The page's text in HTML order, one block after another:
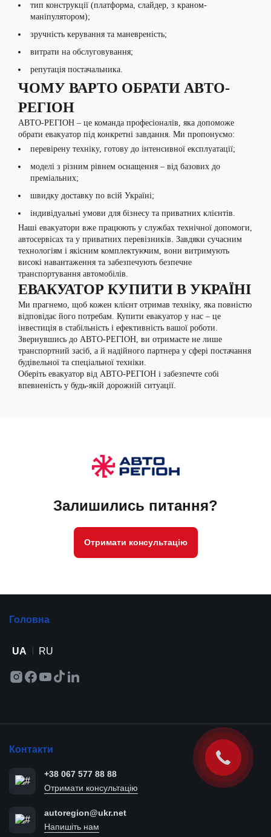
тип конструкції (платформа, слайдер, з краном-
маніпулятором);
зручність керування та маневреність;
витрати на обслуговування;
репутація постачальника.
ЧОМУ ВАРТО ОБРАТИ АВТО-
РЕГІОН
АВТО-РЕГІОН – це команда професіоналів, яка допоможе
обрати евакуатор під конкретні завдання. Ми пропонуємо:
перевірену техніку, готову до інтенсивної експлуатації;
моделі з різним рівнем оснащення – від базових до
преміальних;
швидку доставку по всій Україні;
індивідуальні умови для бізнесу та приватних клієнтів.
Наші евакуатори вже працюють у службах технічної допомоги,
автосервісах та у приватних перевізників. Завдяки сучасним
технологіям і якісним комплектуючим, вони витримують
високі навантаження та забезпечують безпечне
транспортування автомобілів.
ЕВАКУАТОР КУПИТИ В УКРАЇНІ
Ми прагнемо, щоб кожен клієнт отримав техніку, яка повністю
відповідає його потребам. Купити евакуатор у нас – це
інвестиція в стабільність і ефективність вашої роботи.
Звернувшись до АВТО-РЕГІОН, ви отримаєте не лише
транспортний засіб, а й надійного партнера у сфері постачання
будівельної та спеціальної техніки.
Оберіть евакуатор від АВТО-РЕГІОН і забезпечте собі
впевненість у будь-якій дорожній ситуації.
Залишились питання?
Отримати консультацію
Головна
UA RU
Контакти
+38 067 577 88 88
Отримати консультацію
autoregion@ukr.net
Напишіть нам